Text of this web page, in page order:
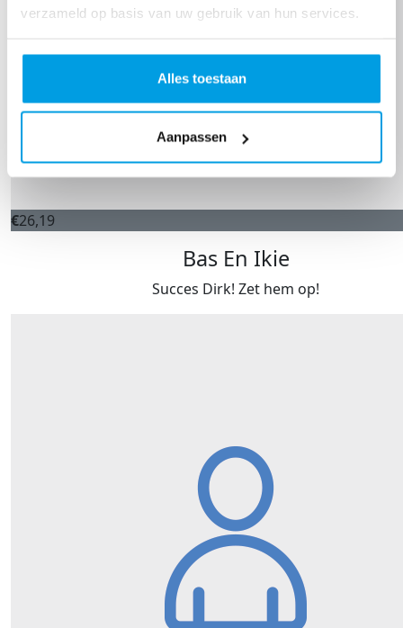
verzameld op basis van uw gebruik van hun services.
Alles toestaan
Aanpassen
€26,19
Bas En Ikie
Succes Dirk! Zet hem op!